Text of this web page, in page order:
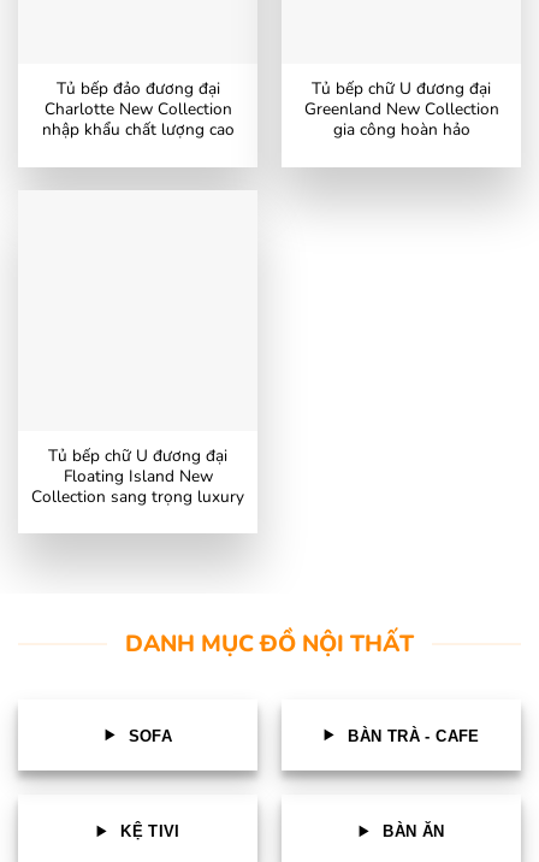
Tủ bếp đảo đương đại
Charlotte New Collection
nhập khẩu chất lượng cao
Tủ bếp chữ U đương đại
Greenland New Collection
gia công hoàn hảo
Tủ bếp chữ U đương đại
Floating Island New
Collection sang trọng luxury
DANH MỤC ĐỒ NỘI THẤT
SOFA BÀN TRÀ - CAFE
KỆ TIVI BÀN ĂN